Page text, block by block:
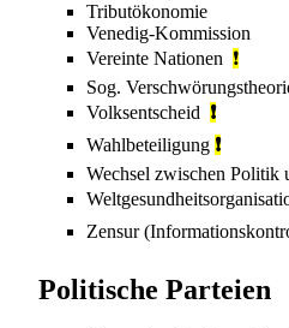
Tributökonomie
Venedig-Kommission
Vereinte Nationen ❗
Sog.
Volksentscheid ❗
Wahlbeteiligung ❗
Wechsel zwischen Politik
Zensur
Politische Parteien